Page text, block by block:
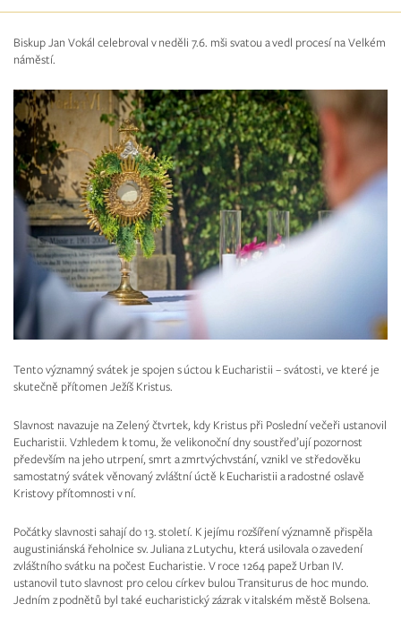
Biskup Jan Vokál celebroval v neděli 7.6. mši svatou a vedl procesí na Velkém
náměstí.
Tento významný svátek je spojen s úctou k Eucharistii – svátosti, ve které je
skutečně přítomen Ježíš Kristus.
Slavnost navazuje na Zelený čtvrtek, kdy Kristus při Poslední večeři ustanovil
Eucharistii. Vzhledem k tomu, že velikonoční dny soustřeďují pozornost
především na jeho utrpení, smrt a zmrtvýchvstání, vznikl ve středověku
samostatný svátek věnovaný zvláštní úctě k Eucharistii a radostné oslavě
Kristovy přítomnosti v ní.
Počátky slavnosti sahají do 13. století. K jejímu rozšíření významně přispěla
augustiniánská řeholnice sv. Juliana z Lutychu, která usilovala o zavedení
zvláštního svátku na počest Eucharistie. V roce 1264 papež Urban IV.
ustanovil tuto slavnost pro celou církev bulou Transiturus de hoc mundo.
Jedním z podnětů byl také eucharistický zázrak v italském městě Bolsena.